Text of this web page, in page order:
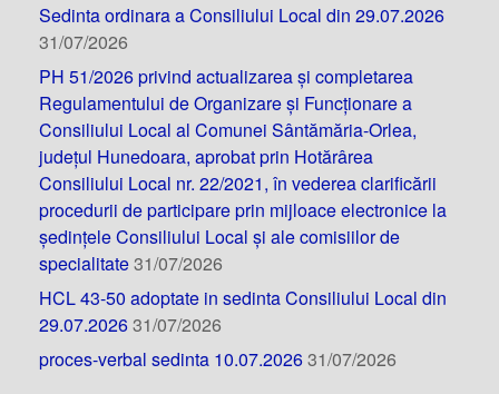
Sedinta ordinara a Consiliului Local din 29.07.2026
31/07/2026
PH 51/2026 privind actualizarea și completarea
Regulamentului de Organizare și Funcționare a
Consiliului Local al Comunei Sântămăria-Orlea,
județul Hunedoara, aprobat prin Hotărârea
Consiliului Local nr. 22/2021, în vederea clarificării
procedurii de participare prin mijloace electronice la
ședințele Consiliului Local și ale comisiilor de
specialitate31/07/2026
HCL 43-50 adoptate in sedinta Consiliului Local din
29.07.202631/07/2026
proces-verbal sedinta 10.07.202631/07/2026